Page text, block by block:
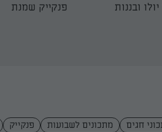
ובננות פנקייק שמנת
חגים מתכונים לשבועות פנקייק